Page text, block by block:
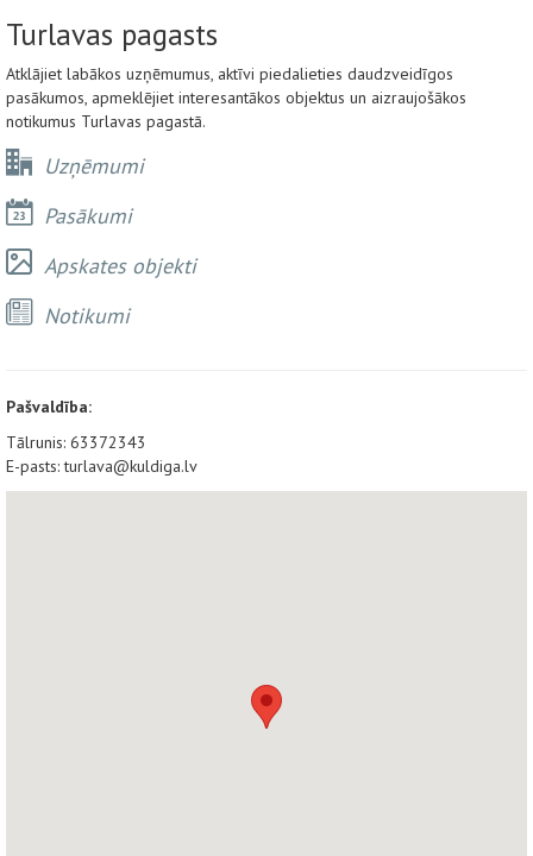
Turlavas pagasts
Atklājiet labākos uzņēmumus, aktīvi piedalieties daudzveidīgos
pasākumos, apmeklējiet interesantākos objektus un aizraujošākos
notikumus Turlavas pagastā.
Uzņēmumi
Pasākumi
Apskates objekti
Notikumi
Pašvaldība:
Tālrunis: 63372343
E-pasts: turlava@kuldiga.lv